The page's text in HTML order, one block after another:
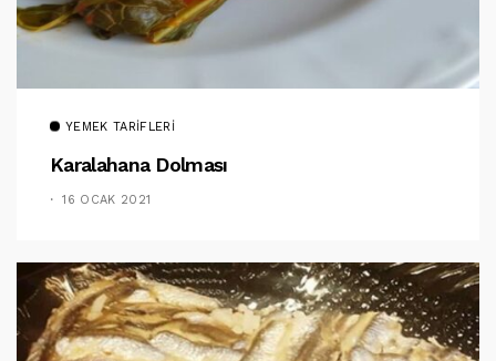
YEMEK TARIFLERI
Karalahana Dolması
16 OCAK 2021